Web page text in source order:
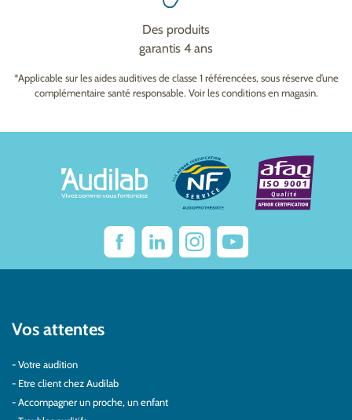
Des produits
garantis 4 ans
*Applicable sur les aides auditives de classe 1 référencées, sous réserve d’une
complémentaire santé responsable. Voir les conditions en magasin.
Vos attentes
Votre audition
Etre client chez Audilab
Accompagner un proche, un enfant